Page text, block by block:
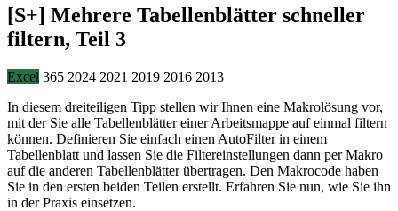
[S+] Mehrere Tabellenblätter schneller
filtern, Teil 3
Excel 365 2024 2021 2019 2016 2013
In diesem dreiteiligen Tipp stellen wir Ihnen eine Makrolösung vor,
mit der Sie alle Tabellenblätter einer Arbeitsmappe auf einmal filtern
können. Definieren Sie einfach einen AutoFilter in einem
Tabellenblatt und lassen Sie die Filtereinstellungen dann per Makro
auf die anderen Tabellenblätter übertragen. Den Makrocode haben
Sie in den ersten beiden Teilen erstellt. Erfahren Sie nun, wie Sie ihn
in der Praxis einsetzen.